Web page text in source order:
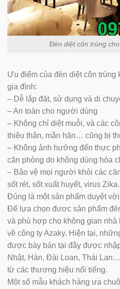
Đèn diệt côn trùng
Ưu điểm của đèn diệt côn trùng
gia đình:
– Dễ lắp đặt, sử dụng và di
– An toàn cho người dùng
– Không chỉ diệt muỗi, và các
thiêu thân, mằn hăn… cũng bị
– Không ảnh hưởng đến thực
căn phòng do không dùng hóa
– Bảo vệ mọi người khỏi các
sốt rét, sốt xuất huyết, virus
Đúng là một sản phẩm duyệt
Để lựa chọn được sản phẩm
và phù hợp cho không gian nhà
về công ty Azaky. Hiện tại,
được bày bán tại đây được
Nhật, Hàn, Đài Loan, Thái
từ các thương hiệu nổi tiếng.
Một số mẫu khách hàng ưa